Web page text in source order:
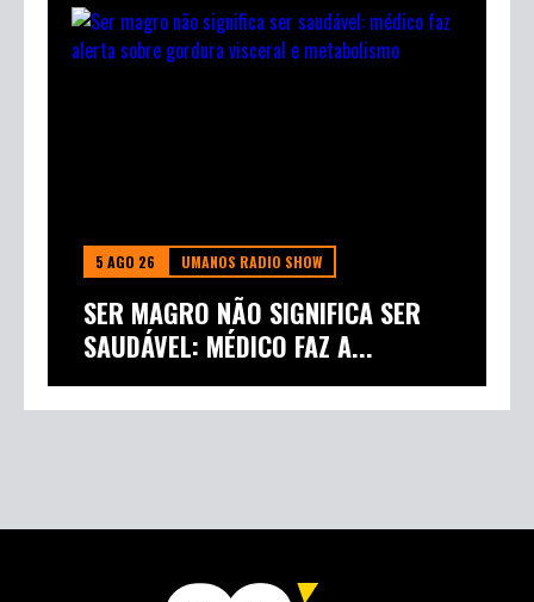
5 AGO 26 UMANOS RADIO SHOW
SER MAGRO NÃO SIGNIFICA SER
SAUDÁVEL: MÉDICO FAZ A...